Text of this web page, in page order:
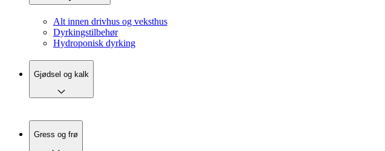
Alt innen drivhus og veksthus
Dyrkingstilbehør
Hydroponisk dyrking
Gjødsel og kalk
Gress og frø